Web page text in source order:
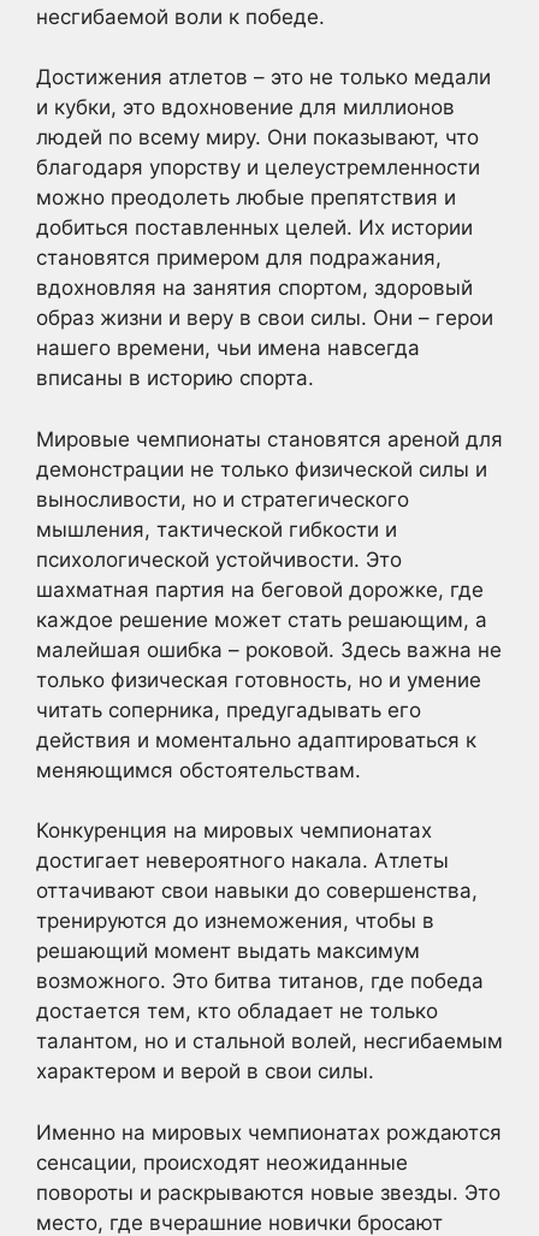
несгибаемой воли к победе.
Достижения атлетов – это не только медали
и кубки, это вдохновение для миллионов
людей по всему миру. Они показывают, что
благодаря упорству и целеустремленности
можно преодолеть любые препятствия и
добиться поставленных целей. Их истории
становятся примером для подражания,
вдохновляя на занятия спортом, здоровый
образ жизни и веру в свои силы. Они – герои
нашего времени, чьи имена навсегда
вписаны в историю спорта.
Мировые чемпионаты становятся ареной для
демонстрации не только физической силы и
выносливости, но и стратегического
мышления, тактической гибкости и
психологической устойчивости. Это
шахматная партия на беговой дорожке, где
каждое решение может стать решающим, а
малейшая ошибка – роковой. Здесь важна не
только физическая готовность, но и умение
читать соперника, предугадывать его
действия и моментально адаптироваться к
меняющимся обстоятельствам.
Конкуренция на мировых чемпионатах
достигает невероятного накала. Атлеты
оттачивают свои навыки до совершенства,
тренируются до изнеможения, чтобы в
решающий момент выдать максимум
возможного. Это битва титанов, где победа
достается тем, кто обладает не только
талантом, но и стальной волей, несгибаемым
характером и верой в свои силы.
Именно на мировых чемпионатах рождаются
сенсации, происходят неожиданные
повороты и раскрываются новые звезды. Это
место, где вчерашние новички бросают